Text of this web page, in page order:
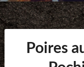
Poires